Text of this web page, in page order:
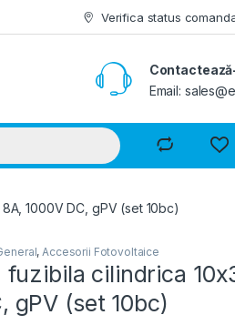
Verifica status
Email:
1000V DC, gPV (set 10bc)
,Accesorii Fotovoltaice
fuzibila cilindrica
gPV (set 10bc)